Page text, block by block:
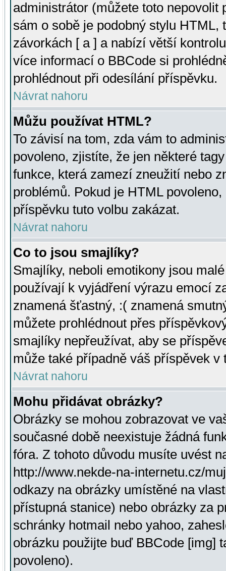
administrátor (můžete toto
sám o sobě je podobný stylu HTML,
závorkách [ a ] a nabízí větší
více informací o BBCode si
prohlédnout při odesílání příspěvku.
Návrat nahoru
Můžu používat HTML?
To závisí na tom, zda vám to
povoleno, zjistíte, že jen některé
funkce, která zamezí zneužití nebo
problémů. Pokud je HTML
příspěvku tuto volbu zakázat.
Návrat nahoru
Co to jsou smajlíky?
Smajlíky, neboli emotikony jsou
používají k vyjádření výrazu emocí
znamená šťastný, :( znamená
můžete prohlédnout přes
smajlíky nepřeužívat, aby se
může také případně váš příspěvek v
Návrat nahoru
Mohu přidávat obrázky?
Obrázky se mohou zobrazovat ve
současné době neexistuje žádná
fóra. Z tohoto důvodu musíte uvést
http://www.nekde-na-internetu.cz/
odkazy na obrázky umístěné na
přístupná stanice) nebo obrázky za
schránky hotmail nebo yahoo,
obrázku použijte buď BBCode [img]
povoleno).